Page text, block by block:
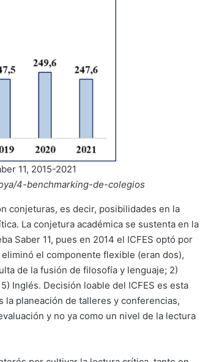
11, 2015-2021
4-benchmarking-de-colegios
conjeturas, es decir, posibilidades en la
La conjetura académica se sustenta en la
Saber 11, pues en 2014 el ICFES optó por
el componente flexible (eran dos),
de la fusión de filosofía y lenguaje; 2)
Inglés. Decisión loable del ICFES es esta
la planeación de talleres y conferencias,
y no ya como un nivel de la lectura